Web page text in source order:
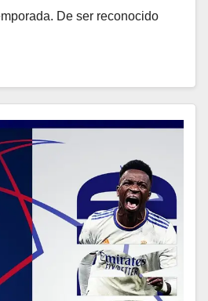
De ser reconocido